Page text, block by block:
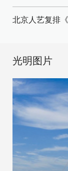
北京人艺复排
光明图片